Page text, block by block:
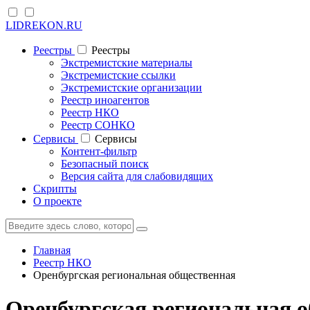
LIDREKON.RU
Реестры
Реестры
Экстремистские материалы
Экстремистские ссылки
Экстремистские организации
Реестр иноагентов
Реестр НКО
Реестр СОНКО
Cервисы
Cервисы
Контент-фильтр
Безопасный поиск
Версия сайта для слабовидящих
Скрипты
О проекте
Главная
Реестр НКО
Оренбургская региональная общественная